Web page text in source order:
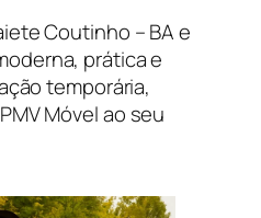
Coutinho – BA e
prática e
temporária,
Móvel ao seu